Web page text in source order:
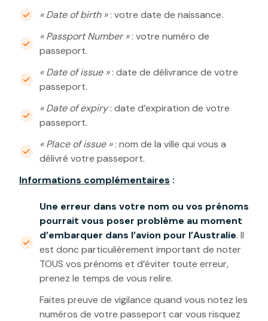
« Date of birth »: votre date de naissance.
« Passport Number »: votre numéro de
passeport.
« Date of issue »: date de délivrance de votre
passeport.
« Date of expiry: date d’expiration de votre
passeport.
« Place of issue »: nom de la ville qui vous a
délivré votre passeport.
Informations complémentaires :
Une erreur dans votre nom ou vos prénoms
pourrait vous poser problème au moment
d’embarquer dans l’avion pour l’Australie. Il
est donc particulièrement important de noter
TOUS vos prénoms et d’éviter toute erreur,
prenez le temps de vous relire.
Faites preuve de vigilance quand vous notez les
numéros de votre passeport car vous risquez